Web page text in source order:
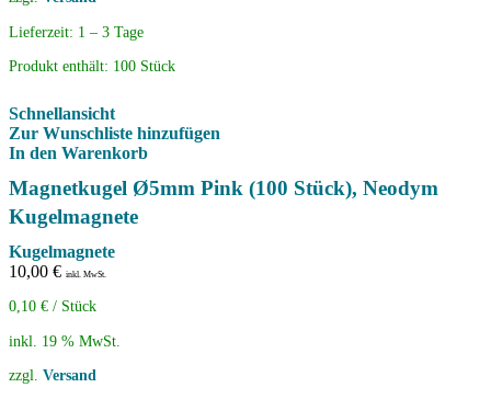
Lieferzeit: 1 – 3 Tage
Produkt enthält: 100 Stück
Schnellansicht
Zur Wunschliste hinzufügen
In den Warenkorb
Magnetkugel Ø5mm Pink (100 Stück), Neodym
Kugelmagnete
Kugelmagnete
10,00 € inkl. MwSt.
0,10 € / Stück
inkl. 19 % MwSt.
zzgl. Versand